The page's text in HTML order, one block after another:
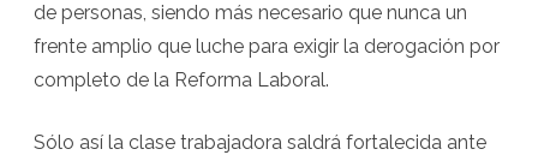
de personas, siendo más necesario que nunca un
frente amplio que luche para exigir la derogación por
completo de la Reforma Laboral.
Sólo así la clase trabajadora saldrá fortalecida ante